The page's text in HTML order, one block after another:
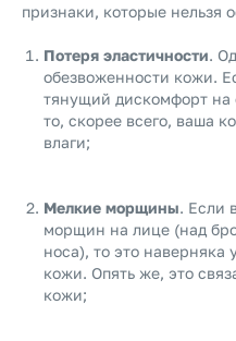
признаки, которые нельзя
Потеря эластичности.
обезвоженности кожи.
тянущий дискомфорт на
то, скорее всего, ваша
влаги;
Мелкие морщины. Если
морщин на лице (над
носа), то это наверняка
кожи. Опять же, это
кожи;